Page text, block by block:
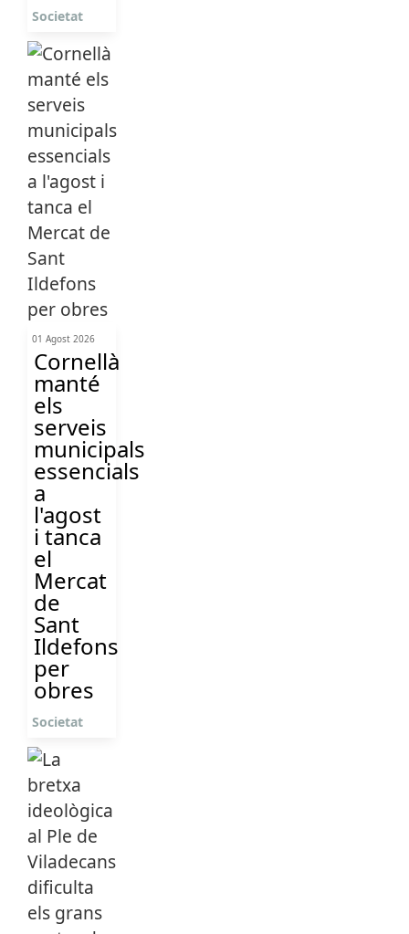
Societat
01 Agost 2026
Cornellà
manté
els
serveis
municipals
essencials
a
l'agost
i tanca
el
Mercat
de
Sant
Ildefons
per
obres
Societat